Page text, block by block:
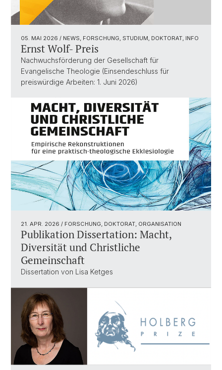
05. MAI 2026 / NEWS, FORSCHUNG, STUDIUM, DOKTORAT, INFO
Ernst Wolf- Preis
Nachwuchsförderung der Gesellschaft für
Evangelische Theologie (Einsendeschluss für
preiswürdige Arbeiten: 1. Juni 2026)
21. APR. 2026 / FORSCHUNG, DOKTORAT, ORGANISATION
Publikation Dissertation: Macht,
Diversität und Christliche
Gemeinschaft
Dissertation von Lisa Ketges